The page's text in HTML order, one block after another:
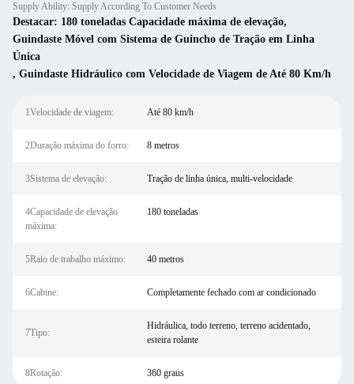
Supply Ability: Supply According To Customer Needs
Destacar: 180 toneladas Capacidade máxima de elevação,
Guindaste Móvel com Sistema de Guincho de Tração em Linha
Única
, Guindaste Hidráulico com Velocidade de Viagem de Até 80 Km/h
1Velocidade de viagem: Até 80 km/h
2Duração máxima do forro: 8 metros
3Sistema de elevação: Tração de linha única, multi-velocidade
4Capacidade de elevação
máxima:
180 toneladas
5Raio de trabalho máximo: 40 metros
6Cabine: Completamente fechado com ar condicionado
7Tipo:
Hidráulica, todo terreno, terreno acidentado,
esteira rolante
8Rotação: 360 graus